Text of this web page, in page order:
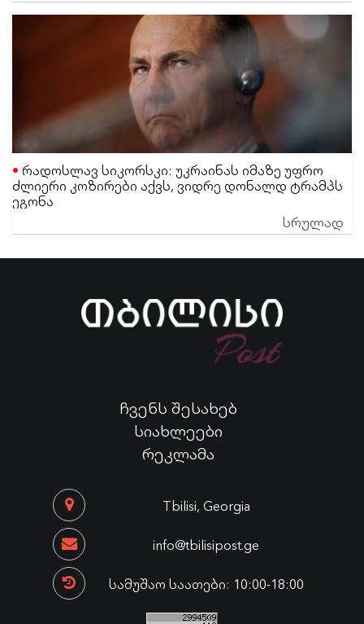
რადოსლავ სიკორსკი: უკრაინას იმაზე უფრო
ძლიერი კოზირები აქვს, ვიდრე დონალდ ტრამპს
ეგონა
სრულად
ჩვენს შესახებ
სიახლეები
რეკლამა
Tbilisi, Georgia
info@tbilisipost.ge
სამუშაო საათები: 10:00-18:00